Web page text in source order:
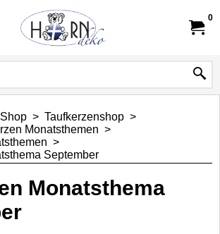
0
> Taufkerzenshop >
Monatsthemen >
>
September
Monatsthema